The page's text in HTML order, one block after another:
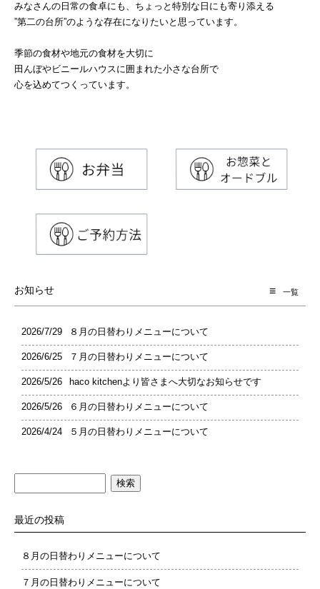
みなさんの日常の食卓にも、ちょっと特別な日にも寄り添える
”第二の台所”のような存在になりたいと思っています。
季節の食材や地元の食材を大切に
田んぼやビニールハウスに囲まれた小さな台所で
心を込めてつくっています。
お知らせ 一覧
2026/7/29 ８月の日替わりメニューについて
2026/6/25 ７月の日替わりメニューについて
2026/5/26 haco kitchenより皆さまへ大切なお知らせです
2026/5/26 ６月の日替わりメニューについて
2026/4/24 ５月の日替わりメニューについて
索:
最近の投稿
８月の日替わりメニューについて
７月の日替わりメニューについて